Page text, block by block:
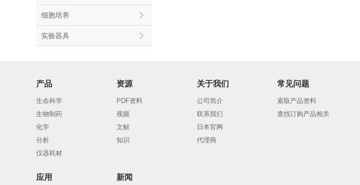
细胞培养
实验器具
产品
生命科学
生物制药
化学
分析
仪器耗材
资源
PDF资料
视频
文献
知识
关于我们
公司简介
联系我们
日本官网
代理商
常见问题
索取产品资料
查找订购产品相关
应用 新闻